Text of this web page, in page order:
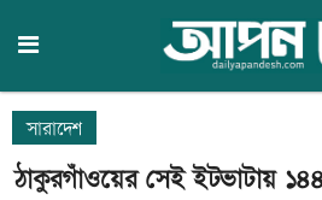
সারাদেশ
ঠাকুরগাঁওয়ের সেই ইটভাটায় ১৪৪